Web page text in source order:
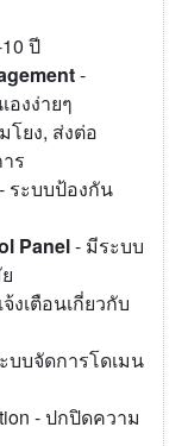
ปี
-
องง่ายๆ
โยง, ส่งต่อ
ร
- ระบบป้องกัน
Panel- มีระบบ
งเตือนเกี่ยวกับ
บบจัดการโดเมน
- ปกปิดความ